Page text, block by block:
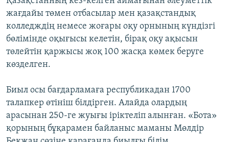
жағдайы төмен отбасылар мен қазақстандық
колледждің немесе жоғары оқу орнының күндізгі
бөлімінде оқығысы келетін, бірақ оқу ақысын
төлейтін қаржысы жоқ 100 жасқа көмек беруге
көзделген.
Биыл осы бағдарламаға республикадан 1700
талапкер өтініш білдірген. Алайда олардың
арасынан 250-ге жуығы іріктеліп алынған. «Бота»
қорының бұқарамен байланыс маманы Мөлдір